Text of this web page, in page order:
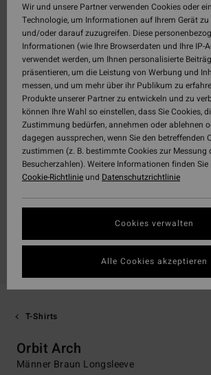
T-Shirts
Orbit Arch
Männer Braun Longsleeve
Wir und unsere Partner verwenden Cookies oder
Technologie, um Informationen auf Ihrem Gerät zu
und/oder darauf zuzugreifen. Diese
Informationen (wie Ihre Browserdaten und Ihre IP-
verwendet werden, um Ihnen personalisierte
präsentieren, um die Leistung von Werbung und
messen, und um mehr über ihr Publikum zu
Produkte unserer Partner zu entwickeln und zu
können Ihre Wahl so einstellen, dass Sie Cookies,
Zustimmung bedürfen, annehmen oder ablehnen
dagegen aussprechen, wenn Sie den betreffenden
zustimmen (z. B. bestimmte Cookies zur Messung
Besucherzahlen). Weitere Informationen finden Sie
Cookie-Richtlinieund Datenschutzrichtlinie
Cookies verwalten
Alle Cookies akzeptieren